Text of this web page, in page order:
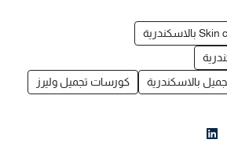
بالاسكندرية
كورسات تجميل وليرز